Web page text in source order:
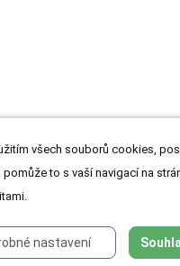
všech souborů cookies,
to s vaší navigací na
nastavení